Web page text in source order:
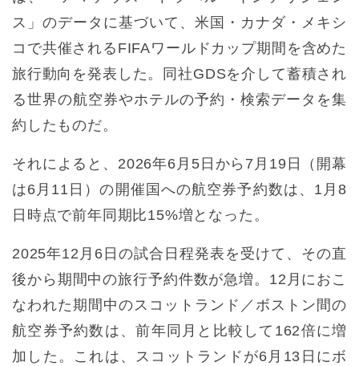
ス」のデータに基づいて、米国・カナダ・メキシ
コで共催されるFIFAワールドカップ期間を含めた
旅行動向を発表した。同社GDSを介して蓄積され
る世界の航空券やホテルの予約・検索データを集
約したものだ。
それによると、2026年6月5日から7月19日（開幕
は6月11日）の開催国への航空券予約数は、1月8
日時点で前年同期比15%増となった。
2025年12月6日の試合日程発表を受けて、その直
後から期間中の旅行予約件数が急増。12月におこ
なわれた期間中のスコットランド／ボストン間の
航空券予約数は、前年同月と比較して162倍に増
加した。これは、スコットランドが6月13日にボ